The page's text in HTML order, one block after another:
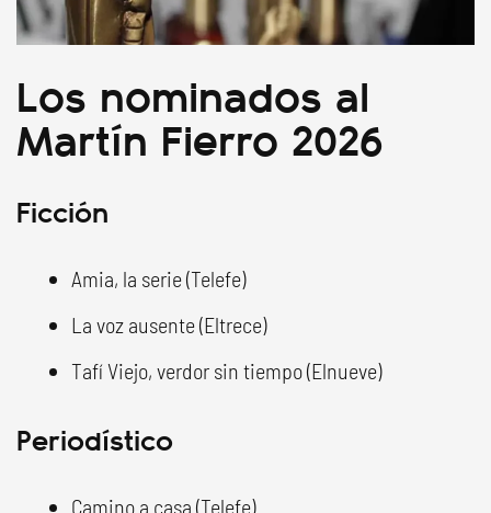
Los nominados al
Martín Fierro 2026
Ficción
Amia, la serie (Telefe)
La voz ausente (Eltrece)
Tafí Viejo, verdor sin tiempo (Elnueve)
Periodístico
Camino a casa (Telefe)